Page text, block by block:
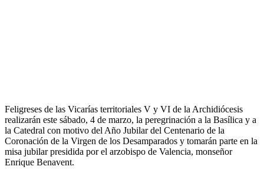
Feligreses de las Vicarías territoriales V y VI de la Archidiócesis
realizarán este sábado, 4 de marzo, la peregrinación a la Basílica y a
la Catedral con motivo del Año Jubilar del Centenario de la
Coronación de la Virgen de los Desamparados y tomarán parte en la
misa jubilar presidida por el arzobispo de Valencia, monseñor
Enrique Benavent.